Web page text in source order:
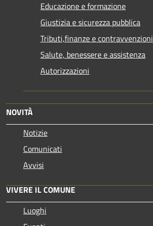
Educazione e formazione
Giustizia e sicurezza pubblica
Tributi,finanze e contravvenzioni
Salute, benessere e assistenza
Autorizzazioni
NOVITÀ
Notizie
Comunicati
Avvisi
VIVERE IL COMUNE
Luoghi